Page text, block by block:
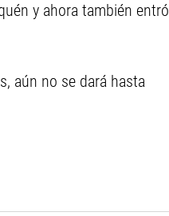
y ahora también entró
aún no se dará hasta